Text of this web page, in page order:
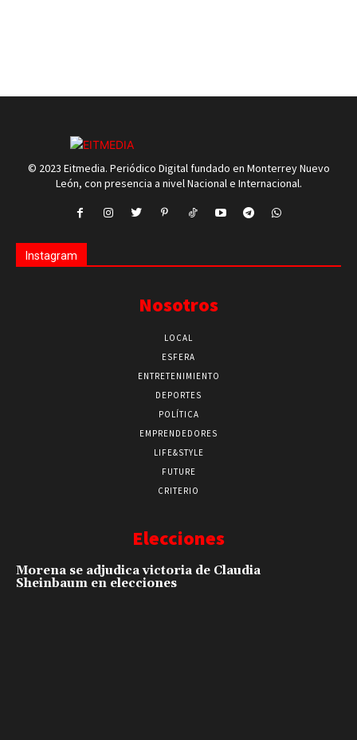
© 2023 Eitmedia. Periódico Digital fundado en Monterrey Nuevo
León, con presencia a nivel Nacional e Internacional.
Instagram
Nosotros
LOCAL
ESFERA
ENTRETENIMIENTO
DEPORTES
POLÍTICA
EMPRENDEDORES
LIFE&STYLE
FUTURE
CRITERIO
Elecciones
Morena se adjudica victoria de Claudia
Sheinbaum en elecciones